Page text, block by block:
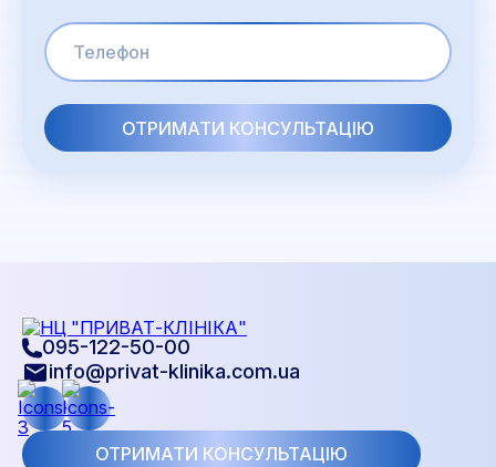
095-122-50-00
info@privat-klinika.com.ua
ОТРИМАТИ КОНСУЛЬТАЦІЮ